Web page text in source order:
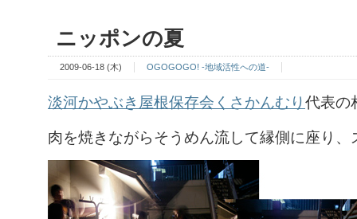
ニッポンの夏
2009-06-18 (木) OGOGOGO! -地域活性への道-
淡河かやぶき屋根保存会くさかんむり代表の
肉を焼きながらそうめん流して縁側に座り、